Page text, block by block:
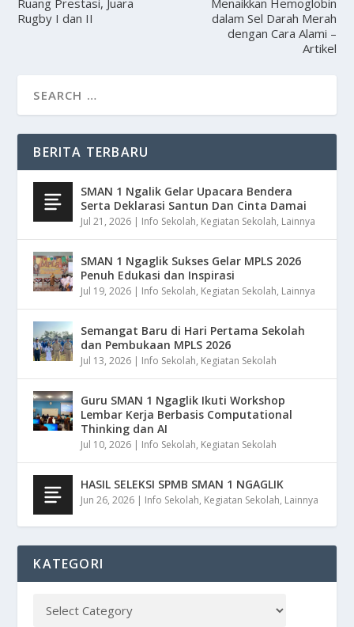
Rugby I dan II
dalam Sel Darah Merah
dengan Cara Alami –
Artikel
BERITA TERBARU
SMAN 1 Ngalik Gelar Upacara Bendera
Serta Deklarasi Santun Dan Cinta Damai
Jul 21, 2026 | Info Sekolah, Kegiatan Sekolah, Lainnya
SMAN 1 Ngaglik Sukses Gelar MPLS 2026
Penuh Edukasi dan Inspirasi
Jul 19, 2026 | Info Sekolah, Kegiatan Sekolah, Lainnya
Semangat Baru di Hari Pertama Sekolah
dan Pembukaan MPLS 2026
Jul 13, 2026 | Info Sekolah, Kegiatan Sekolah
Guru SMAN 1 Ngaglik Ikuti Workshop
Lembar Kerja Berbasis Computational
Thinking dan AI
Jul 10, 2026 | Info Sekolah, Kegiatan Sekolah
HASIL SELEKSI SPMB SMAN 1 NGAGLIK
Jun 26, 2026 | Info Sekolah, Kegiatan Sekolah, Lainnya
KATEGORI